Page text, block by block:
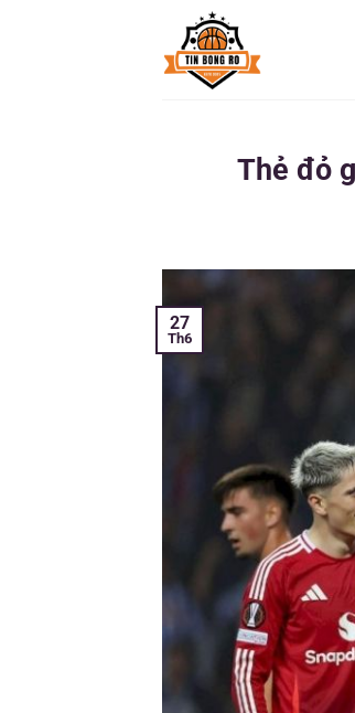
Thẻ đỏ
27
Th6